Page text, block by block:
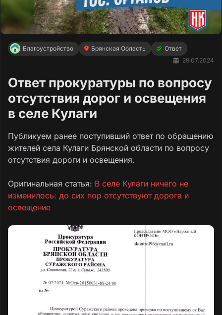
Благоустройство Брянская Область
Ответ
29.07.2024
Ответ прокуратуры по вопросу
отсутствия дорог и освещения
в селе Кулаги
Публикуем ранее поступивший ответ по обращению
жителей села Кулаги Брянской области по вопросу
отсутствия дороги и освещения.
Оригинальная статья: В селе Кулаги ничего не
изменилось: до сих пор отсутствуют дорога и
освещение